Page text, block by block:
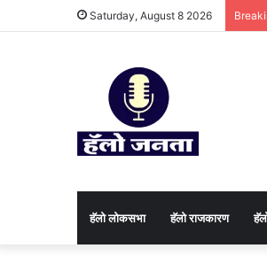
Saturday, August 8 2026
हॅलो लोकसभा हॅलो राजकारण